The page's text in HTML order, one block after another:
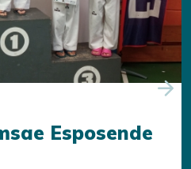
Esposende